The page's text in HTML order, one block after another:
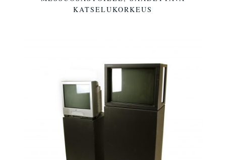
KATSELUKORKEUS